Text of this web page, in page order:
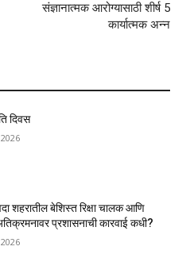
संज्ञानात्मक आरोग्यासाठी शीर्ष 5
कार्यात्मक अन्न
दिवस
शहरातील बेशिस्त रिक्षा चालक आणि
प्रशासनाची कारवाई कधी?